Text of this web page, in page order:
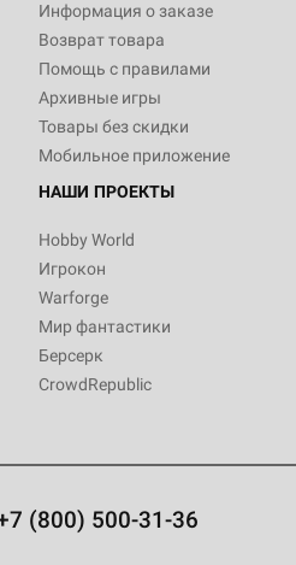
Информация о заказе
Возврат товара
Помощь с правилами
Архивные игры
Товары без скидки
Мобильное приложение
НАШИ ПРОЕКТЫ
Hobby World
Игрокон
Warforge
Мир фантастики
Берсерк
CrowdRepublic
(800) 500-31-36